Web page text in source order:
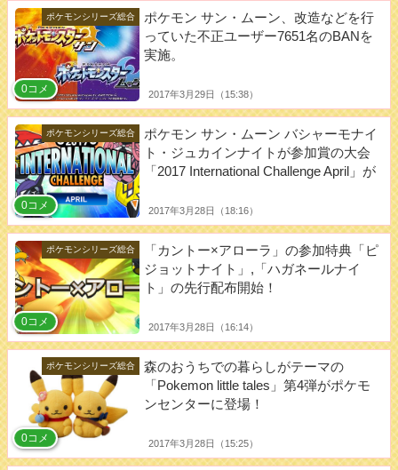
ポケモンシリーズ総合
ポケモン サン・ムーン、改造などを行
っていた不正ユーザー7651名のBANを
実施。
2017年3月29日（15:38）
0コメ
ポケモンシリーズ総合
ポケモン サン・ムーン バシャーモナイ
ト・ジュカインナイトが参加賞の大会
「2017 International Challenge April」が
2017年3月28日（18:16）
0コメ
ポケモンシリーズ総合
「カントー×アローラ」の参加特典「ピ
ジョットナイト」,「ハガネールナイ
ト」の先行配布開始！
2017年3月28日（16:14）
0コメ
ポケモンシリーズ総合
森のおうちでの暮らしがテーマの
「Pokemon little tales」第4弾がポケモ
ンセンターに登場！
2017年3月28日（15:25）
0コメ